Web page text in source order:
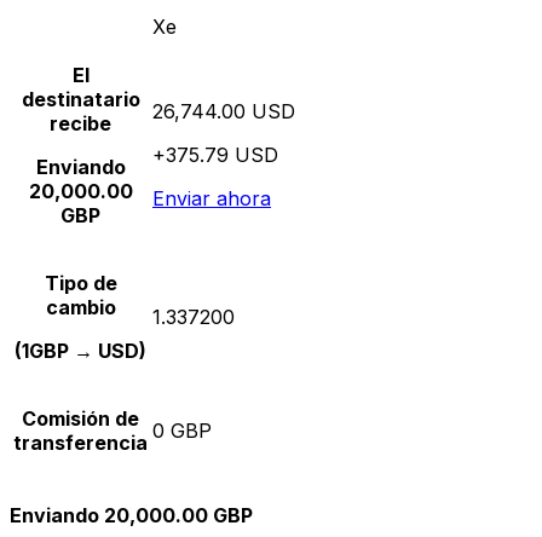
Xe
El
destinatario
recibe
Enviando
20,000.00
GBP
26,744.00 USD
+375.79 USD
Enviar ahora
Tipo de
cambio
(1GBP → USD)
1.337200
Comisión de
transferencia 0 GBP
Enviando 20,000.00 GBP